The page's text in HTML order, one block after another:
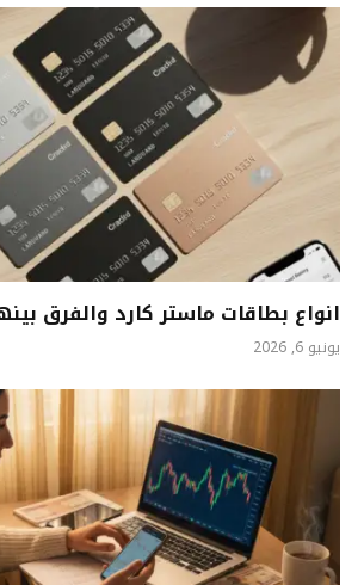
انواع بطاقات ماستر كارد والفرق
يونيو 6, 2026